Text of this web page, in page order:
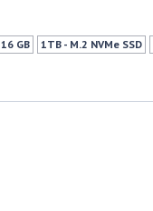
16 GB 1TB - M.2 NVMe SSD